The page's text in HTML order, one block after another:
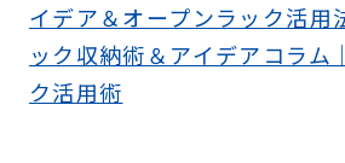
イデア＆オープンラック活用
ック収納術＆アイデアコラム
ク活用術